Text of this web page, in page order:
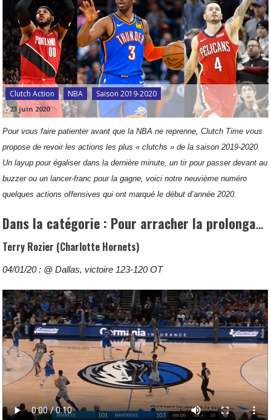
Clutch Action NBA Saison 2019-2020
-23 juin 2020
Pour vous faire patienter avant que la NBA ne reprenne, Clutch Time vous
propose de revoir les actions les plus « clutchs » de la saison 2019-2020.
Un layup pour égaliser dans la dernière minute, un tir pour passer devant au
buzzer ou un lancer-franc pour la gagne, voici notre neuvième numéro
quelques actions offensives qui ont marqué le début d’année 2020.
Dans la catégorie : Pour arracher la prolongation
Terry Rozier (Charlotte Hornets)
04/01/20 : @ Dallas, victoire 123-120 OT